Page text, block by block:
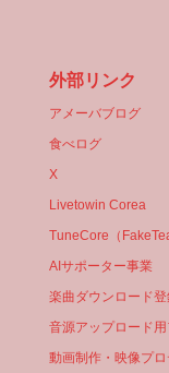
外部リンク
アメーバブログ
食べログ
X
Livetowin Corea
TuneCore（
AIサポーター事業
楽曲ダウンロード
音源アップロード
動画制作・映像プロ